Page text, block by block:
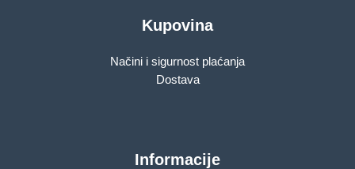
Kupovina
Načini i sigurnost plaćanja
Dostava
Informacije